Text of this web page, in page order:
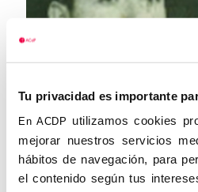
Tu privacidad es importante
En ACDP utilizamos cookies
mejorar nuestros servicios
hábitos de navegación, para
el contenido según tus